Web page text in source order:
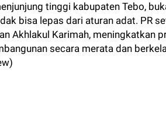
tinggi kabupaten Tebo,
bisa lepas dari aturan adat. PR
Akhlakul Karimah, meningkatkan
secara merata dan